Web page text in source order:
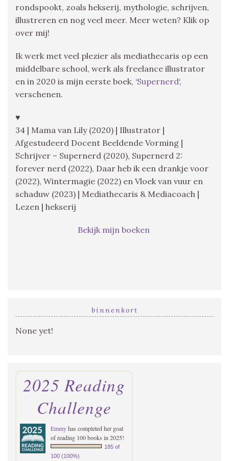
rondspookt, zoals hekserij, mythologie, schrijven,
illustreren en nog veel meer. Meer weten? Klik op
over mij!
Ik werk met veel plezier als mediathecaris op een
middelbare school, werk als freelance illustrator
en in 2020 is mijn eerste boek, ‘Supernerd‘,
verschenen.
♥
34 | Mama van Lily (2020) | Illustrator |
Afgestudeerd Docent Beeldende Vorming |
Schrijver – Supernerd (2020), Supernerd 2:
forever nerd (2022), Daar heb ik een drankje voor
(2022), Wintermagie (2022) en Vloek van vuur en
schaduw (2023) | Mediathecaris & Mediacoach |
Lezen | hekserij
Bekijk mijn boeken
binnenkort
None yet!
2025 Reading
Challenge
Emmyhas completed her goal
of reading 100 books in 2025!
185 of
100 (100%)